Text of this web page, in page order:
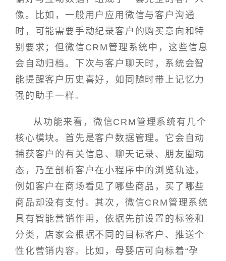
像。比如，一般用户应用微信与客户沟通
时，可能需要手动纪录客户的购买意向和特
别要求；但微信CRM管理系统中，这些信息
会自动归档。下次与客户聊天时，系统会智
能提醒客户历史喜好，如同随时带上记忆力
强的助手一样。
从功能来看，微信CRM管理系统有几个
核心模块。首先是客户数据管理。它会自动
捕获客户的有关信息、聊天记录、朋友圈动
态，乃至剖析客户在小程序中的浏览轨迹，
例如客户在商场看见了哪些商品，买了哪些
商品却没有支付。其次，微信CRM管理系统
具有智能营销作用，依据先前设置的标签和
分类，店家会根据不同的目标客户、推送个
性化营销内容。比如，母婴店可向标着“孕